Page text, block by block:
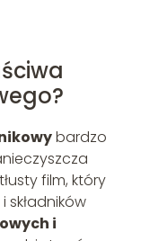
bardzo
film, który
i